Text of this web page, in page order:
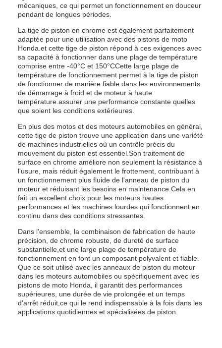
mécaniques, ce qui permet un fonctionnement en douceur
pendant de longues périodes.
La tige de piston en chrome est également parfaitement
adaptée pour une utilisation avec des pistons de moto
Honda.et cette tige de piston répond à ces exigences avec
sa capacité à fonctionner dans une plage de température
comprise entre -40°C et 150°CCette large plage de
température de fonctionnement permet à la tige de piston
de fonctionner de manière fiable dans les environnements
de démarrage à froid et de moteur à haute
température.assurer une performance constante quelles
que soient les conditions extérieures.
En plus des motos et des moteurs automobiles en général,
cette tige de piston trouve une application dans une variété
de machines industrielles où un contrôle précis du
mouvement du piston est essentiel.Son traitement de
surface en chrome améliore non seulement la résistance à
l'usure, mais réduit également le frottement, contribuant à
un fonctionnement plus fluide de l'anneau de piston du
moteur et réduisant les besoins en maintenance.Cela en
fait un excellent choix pour les moteurs hautes
performances et les machines lourdes qui fonctionnent en
continu dans des conditions stressantes.
Dans l'ensemble, la combinaison de fabrication de haute
précision, de chrome robuste, de dureté de surface
substantielle,et une large plage de température de
fonctionnement en font un composant polyvalent et fiable.
Que ce soit utilisé avec les anneaux de piston du moteur
dans les moteurs automobiles ou spécifiquement avec les
pistons de moto Honda, il garantit des performances
supérieures, une durée de vie prolongée et un temps
d'arrêt réduit,ce qui le rend indispensable à la fois dans les
applications quotidiennes et spécialisées de piston.